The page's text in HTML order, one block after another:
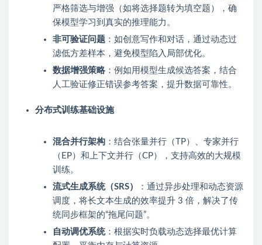
严格筛选与增强（如将选择题转为填空题），确
保模型学习到真实的推理能力。
非可验证问题 ：如创意写作和对话，通过动态过
滤低方差样本，避免模型陷入局部优化。
数据增强策略 ：例如用模型生成候选答案，结合
人工验证修正错误参考答案，提升数据可靠性。
分布式训练基础设施
混合并行架构 ：结合张量并行（TP）、专家并行
（EP）和上下文并行（CP），支持高效的大规模
训练。
流式生成系统（SRS）
：通过异步处理和动态资源
调度，将长文本生成的效率提升 3 倍，解决了传
统同步框架的“拖尾问题”。
自动调优系统：根据实时负载动态选择最优计算